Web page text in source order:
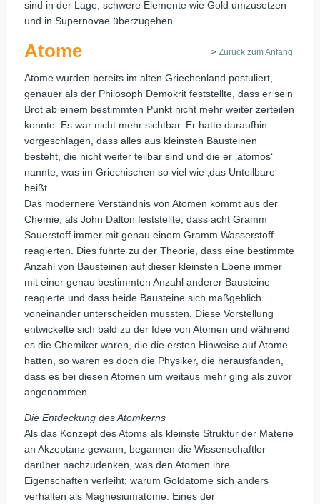
sind in der Lage, schwere Elemente wie Gold umzusetzen
und in Supernovae überzugehen.
> Zurück zum Anfang
Atome
Atome wurden bereits im alten Griechenland postuliert,
genauer als der Philosoph Demokrit feststellte, dass er sein
Brot ab einem bestimmten Punkt nicht mehr weiter zerteilen
konnte: Es war nicht mehr sichtbar. Er hatte daraufhin
vorgeschlagen, dass alles aus kleinsten Bausteinen
besteht, die nicht weiter teilbar sind und die er ‚atomos‘
nannte, was im Griechischen so viel wie ‚das Unteilbare‘
heißt.
Das modernere Verständnis von Atomen kommt aus der
Chemie, als John Dalton feststellte, dass acht Gramm
Sauerstoff immer mit genau einem Gramm Wasserstoff
reagierten. Dies führte zu der Theorie, dass eine bestimmte
Anzahl von Bausteinen auf dieser kleinsten Ebene immer
mit einer genau bestimmten Anzahl anderer Bausteine
reagierte und dass beide Bausteine sich maßgeblich
voneinander unterscheiden mussten. Diese Vorstellung
entwickelte sich bald zu der Idee von Atomen und während
es die Chemiker waren, die die ersten Hinweise auf Atome
hatten, so waren es doch die Physiker, die herausfanden,
dass es bei diesen Atomen um weitaus mehr ging als zuvor
angenommen.
Die Entdeckung des Atomkerns
Als das Konzept des Atoms als kleinste Struktur der Materie
an Akzeptanz gewann, begannen die Wissenschaftler
darüber nachzudenken, was den Atomen ihre
Eigenschaften verleiht; warum Goldatome sich anders
verhalten als Magnesiumatome. Eines der